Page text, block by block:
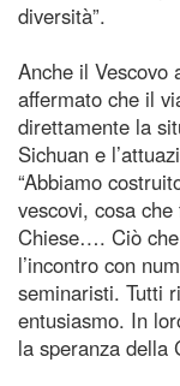
diversità”.
Anche il Vescovo
affermato che il
direttamente la
Sichuan e
“Abbiamo
vescovi, cosa
Chiese…. Ciò
l’incontro con
seminaristi. Tutti
entusiasmo. In
la speranza della